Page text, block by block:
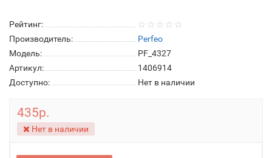
Рейтинг:
Производитель:
Perfeo
Модель:
PF_4327
Артикул:
1406914
Доступно:
Нет в наличии
435р.
Нет в наличии